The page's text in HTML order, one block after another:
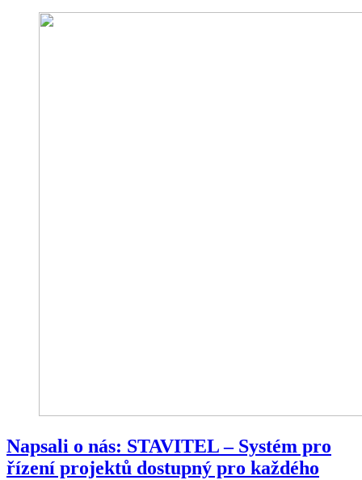
Napsali o nás: STAVITEL – Systém pro
řízení projektů dostupný pro každého